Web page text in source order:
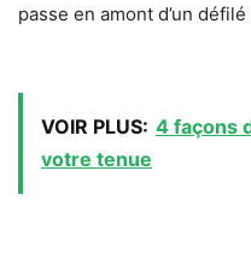
passe en amont d’un
VOIR PLUS: 4 façons
votre tenue